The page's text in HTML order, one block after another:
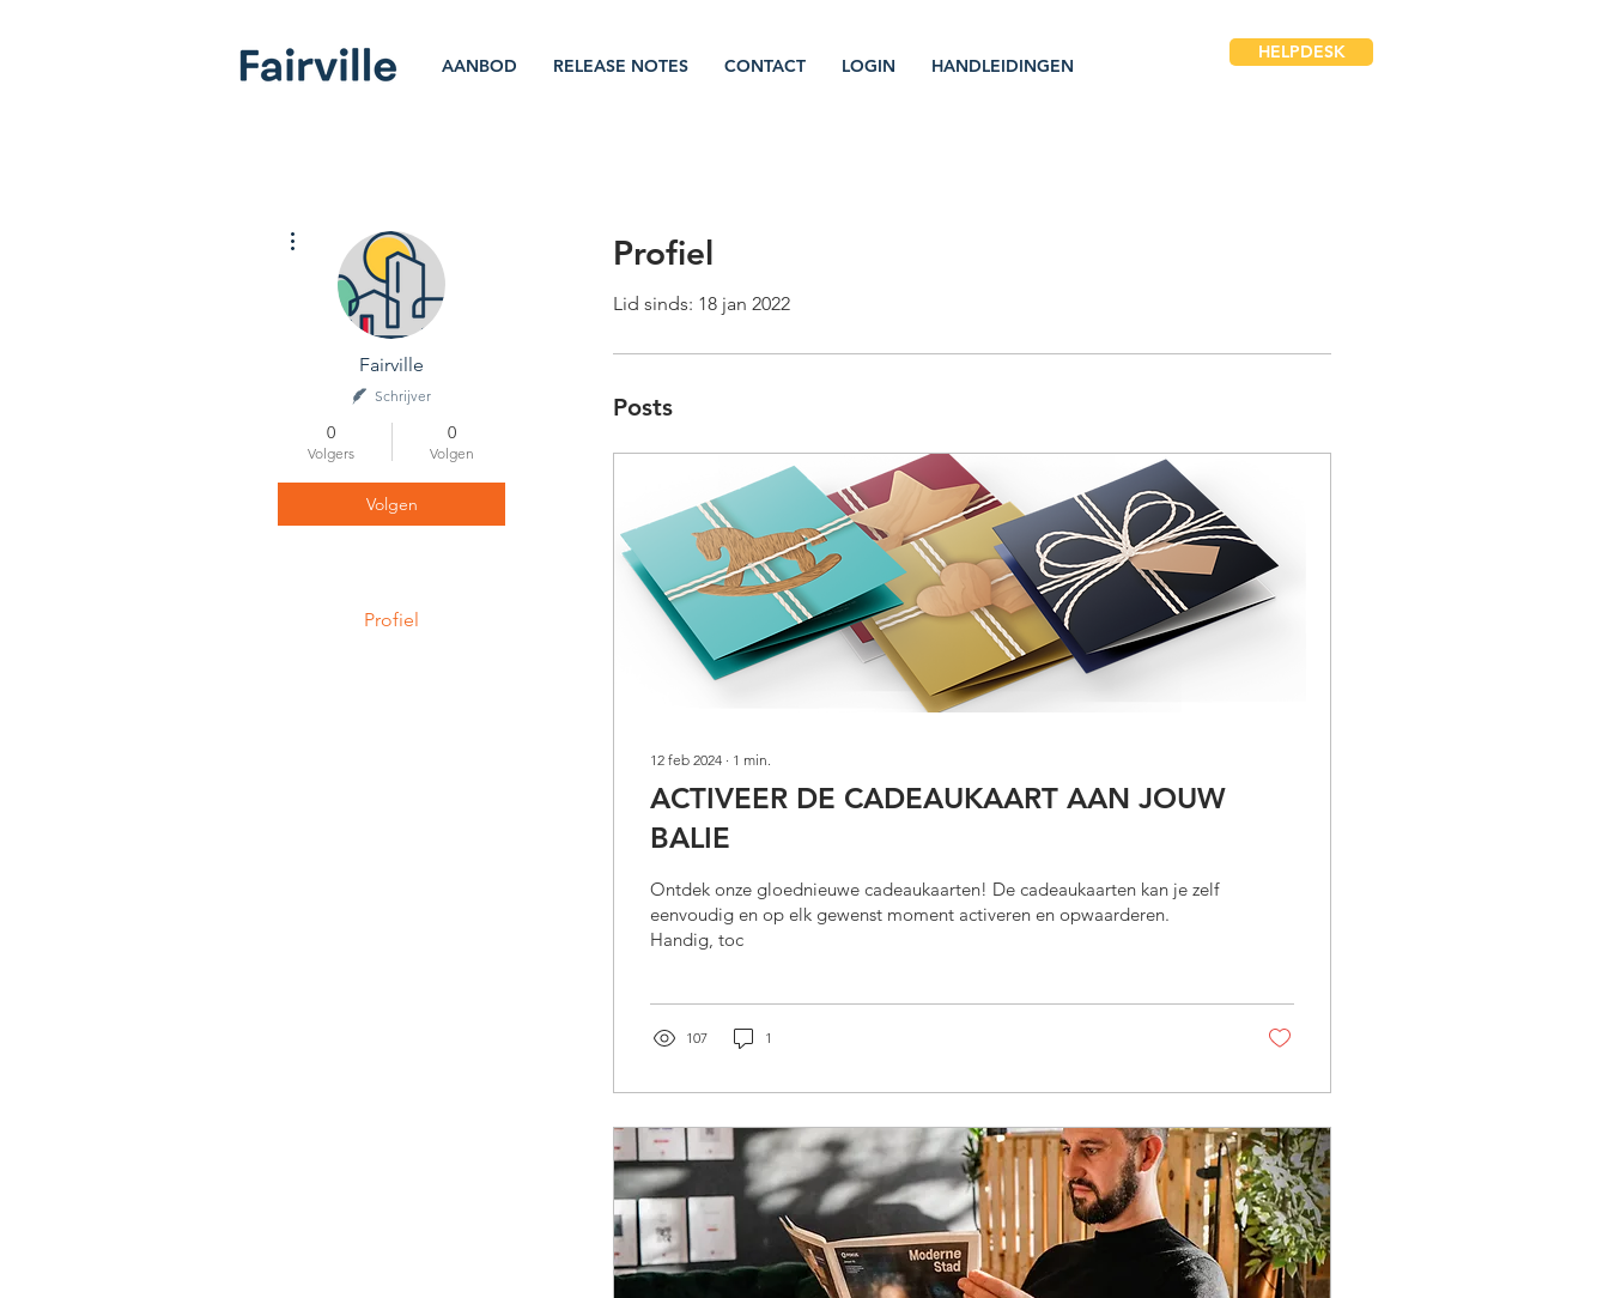
AANBOD RELEASE NOTES CONTACT LOGIN HANDLEIDINGEN
HELPDESK
Profiel
Lid sinds: 18 jan 2022
Posts
12 feb 2024 ∙ 1 min.
ACTIVEER DE CADEAUKAART AAN JOUW
BALIE
Ontdek onze gloednieuwe cadeaukaarten! De cadeaukaarten kan je zelf
eenvoudig en op elk gewenst moment activeren en opwaarderen.
Handig, toc
107 1
Fairville
Schrijver
0
Volgers
0
Volgen
Volgen
Profiel